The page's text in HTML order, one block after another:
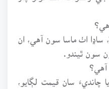
اٺ ماسا سون آهي، ان
سون ٿيندو.
آهي؟
سان قيمت لڳايو،